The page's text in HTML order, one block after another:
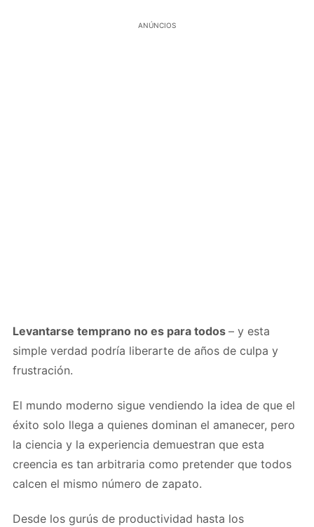
ANÚNCIOS
Levantarse temprano no es para todos – y esta
simple verdad podría liberarte de años de culpa y
frustración.
El mundo moderno sigue vendiendo la idea de que el
éxito solo llega a quienes dominan el amanecer, pero
la ciencia y la experiencia demuestran que esta
creencia es tan arbitraria como pretender que todos
calcen el mismo número de zapato.
Desde los gurús de productividad hasta los